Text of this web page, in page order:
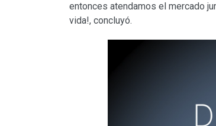
entonces atendamos el mercado
vida!, concluyó.